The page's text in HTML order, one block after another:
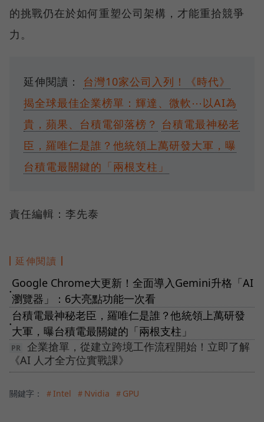
的挑戰仍在於如何重塑公司架構，才能重拾競爭
力。
延伸閱讀： 台灣10家公司入列！《時代》
揭全球最佳企業榜單：輝達、微軟⋯以AI為
貴，蘋果、台積電卻落榜？ 台積電最神秘老
臣，羅唯仁是誰？他統領上萬研發大軍，曝
台積電最關鍵的「兩根支柱」
責任編輯：李先泰
延伸閱讀
●
Google Chrome大更新！全面導入Gemini升格「AI
瀏覽器」：6大亮點功能一次看
●
台積電最神秘老臣，羅唯仁是誰？他統領上萬研發
大軍，曝台積電最關鍵的「兩根支柱」
企業搶單，從建立跨境工作流程開始！立即了解
《AI 人才全方位實戰課》
關鍵字： ＃Intel ＃Nvidia ＃GPU